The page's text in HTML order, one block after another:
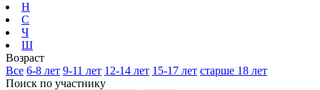
Н
С
Ч
Ш
Возраст
Все 6-8 лет 9-11 лет 12-14 лет 15-17 лет старше 18 лет
Поиск по участнику